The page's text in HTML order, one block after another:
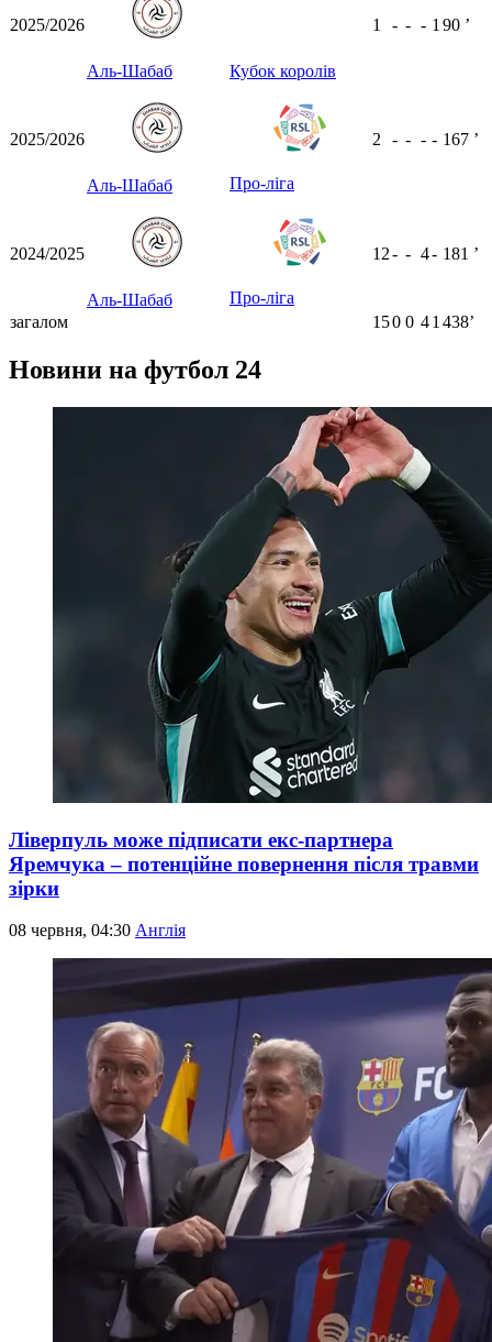
2025/2026
Аль-Шабаб Кубок королів
1 - - - 1 90 ʼ
2025/2026
Аль-Шабаб Про-ліга
2 - - - - 167 ʼ
2024/2025
Аль-Шабаб Про-ліга
12- - 4- 181 ʼ
загалом 150 0 41 438ʼ
Новини на футбол 24
Ліверпуль може підписати екс-партнера
Яремчука – потенційне повернення після травми
зірки
08 червня, 04:30 Англія